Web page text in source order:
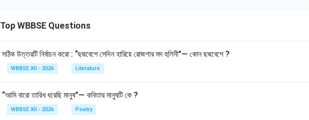
Top WBBSE Questions
সঠিক উত্তরটি নির্বাচন করো : “ছদ্মবেশে সেদিন হারিয়ে রোজগার মদ হুলিনী”— কোন ছদ্মবেশে ?
WBBSE XII - 2026 Literature
“আমি বারো তারিখ ধরেছি মানুষ”— কবিতার মানুষটি কে ?
WBBSE XII - 2026 Poetry